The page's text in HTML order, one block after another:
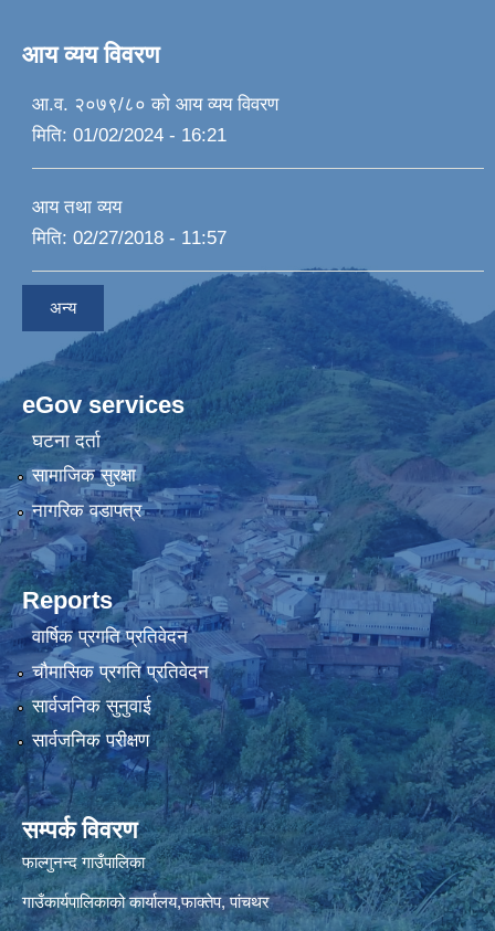
आय व्यय विवरण
आ.व. २०७९/८० को आय व्यय विवरण
मिति: 01/02/2024 - 16:21
आय तथा व्यय
मिति: 02/27/2018 - 11:57
अन्य
eGov services
घटना दर्ता
सामाजिक सुरक्षा
नागरिक वडापत्र
Reports
वार्षिक प्रगति प्रतिवेदन
चौमासिक प्रगति प्रतिवेदन
सार्वजनिक सुनुवाई
सार्वजनिक परीक्षण
सम्पर्क विवरण
फाल्गुनन्द गाउँपालिका
गाउँकार्यपालिकाको कार्यालय,फाक्तेप, पांचथर